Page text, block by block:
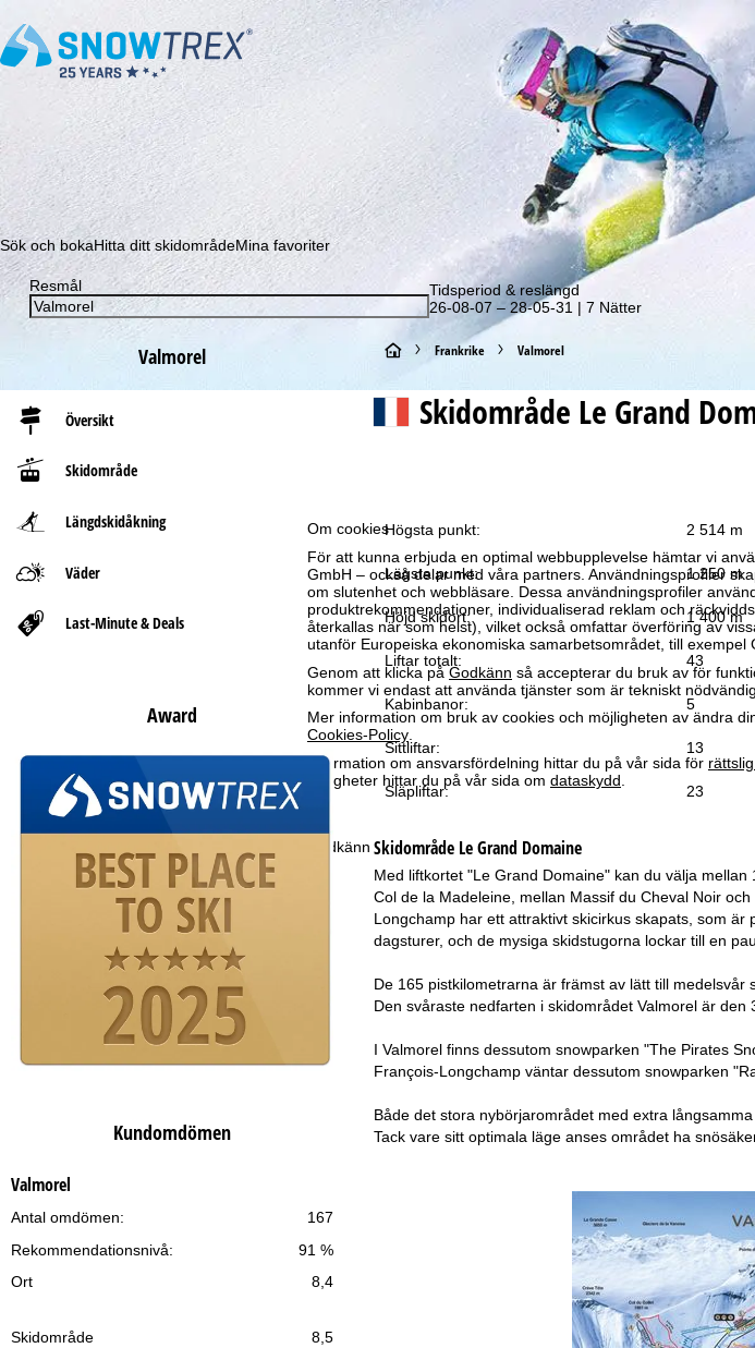
Om cookies
För att kunna erbjuda en optimal webbupplevelse hämtar vi
GmbH – också delar med våra partners. Användningsprofiler
om slutenhet och webbläsare. Dessa användningsprofiler
produktrekommendationer, individualiserad reklam och
återkallas när som helst), vilket också omfattar överföring av
utanför Europeiska ekonomiska samarbetsområdet, till exempel
Genom att klicka på Godkänn så accepterar du bruk av för
kommer vi endast att använda tjänster som är tekniskt
Mer information om bruk av cookies och möjligheten av ändra
Cookies-Policy
Information om ansvarsfördelning hittar du på vår sida för
rättigheter hittar du på vår sida om dataskydd
Godkänn
Prenumerera på vårt nyhetsbrev och missa aldrig ett erbjudande!
Sök och bokaHitta ditt skidområdeMina favoriter
Resmål
Tidsperiod & reslängd
26-08-07 – 28-05-31 | 7 Nätter
Valmorel
Översikt
Skidområde
Längdskidåkning
Väder
Last-Minute & Deals
Award
Kundomdömen
Valmorel
167
Antal omdömen:
91 %
Rekommendationsnivå:
Ort
8,4
Skidområde 8,5
S
t
t
s
i
d
a
Frankrike Valmorel
Skidområde Le Grand
Högsta punkt: 2 514 m
Lägsta punkt: 1 250 m
Höjd skidort: 1 400 m
Liftar totalt: 43
Kabinbanor: 5
Sittliftar: 13
Släpliftar: 23
Skidområde Le Grand Domaine
Med liftkortet "Le Grand Domaine" kan du välja
Col de la Madeleine, mellan Massif du Cheval Noir
Longchamp har ett attraktivt skicirkus skapats, som
dagsturer, och de mysiga skidstugorna lockar till en
De 165 pistkilometrarna är främst av lätt till
Den svåraste nedfarten i skidområdet Valmorel är den
I Valmorel finns dessutom snowparken "The Pirates
François-Longchamp väntar dessutom snowparken
Både det stora nybörjarområdet med extra
Tack vare sitt optimala läge anses området ha